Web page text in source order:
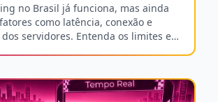
no Brasil já funciona, mas ainda
como latência, conexão e
servidores. Entenda os limites e